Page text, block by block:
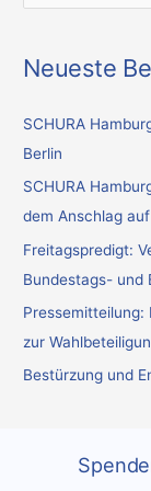
h
a
c
h
:
Neueste
SCHURA
Berlin
SCHURA
dem Anschlag
Freitagspredigt:
Bundestags- und
Pressemitteilung:
zur
Bestürzung und